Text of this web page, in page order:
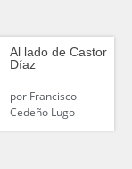
Al lado de Castor
Díaz
porFrancisco
Cedeño Lugo